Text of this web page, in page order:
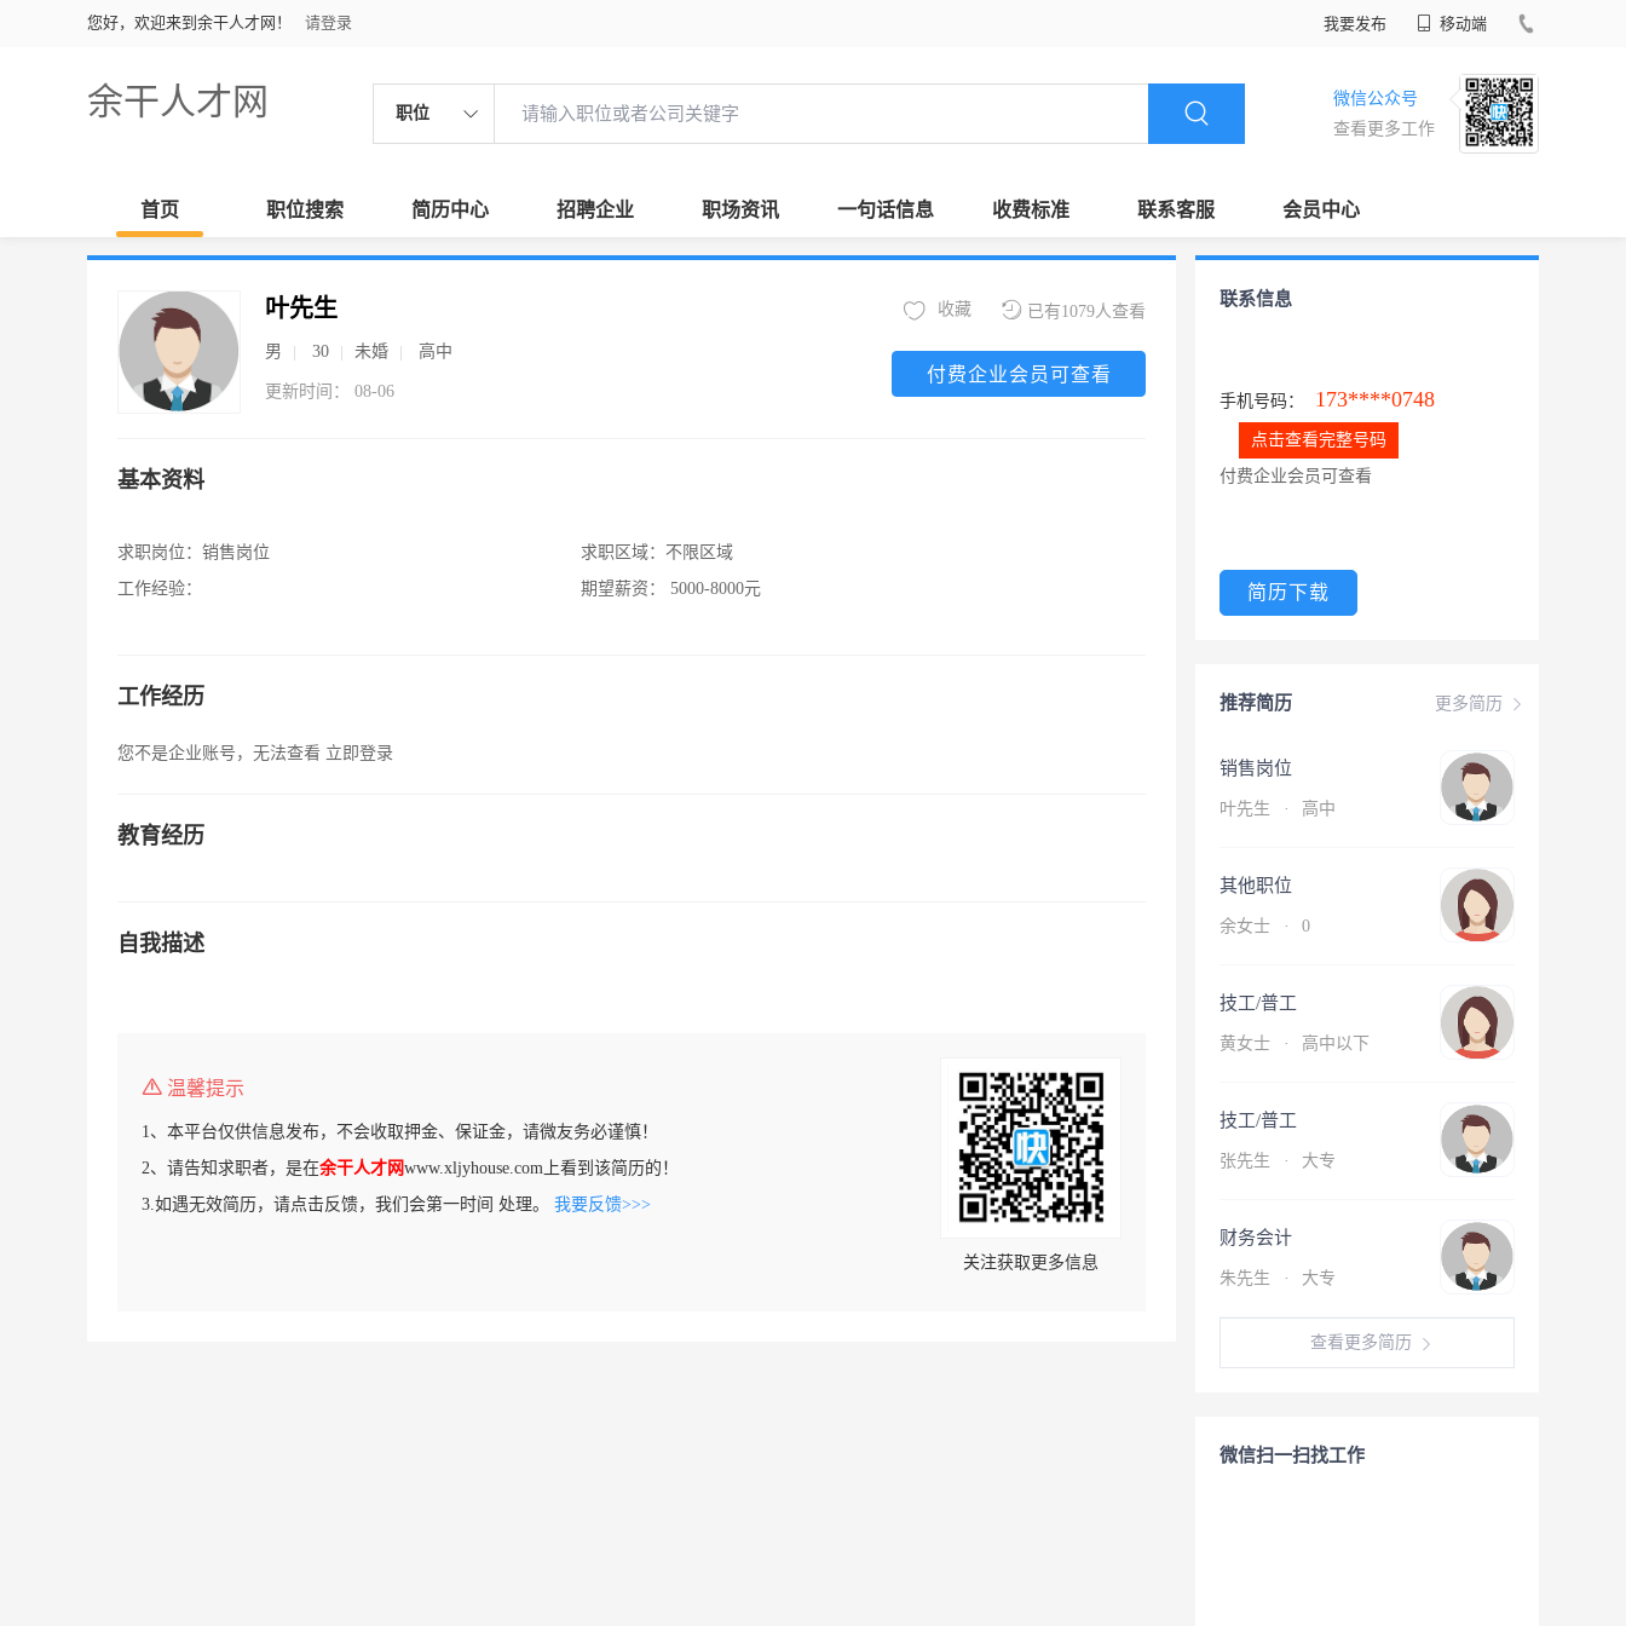
您好，欢迎来到余干人才网！ 请登录 我要发布 移动端
余干人才网 职位
微信公众号
查看更多工作
首页 职位搜索 简历中心 招聘企业 职场资讯 一句话信息 收费标准 联系客服 会员中心
叶先生
男 30 未婚 高中
更新时间： 08-06
已有1079人查看
收藏
付费企业会员可查看
基本资料
求职岗位： 销售岗位
工作经验：
求职区域： 不限区域
期望薪资：
5000-8000元
工作经历
您不是企业账号，无法查看 立即登录
教育经历
自我描述
温馨提示
1、本平台仅供信息发布，不会收取押金、保证金，请微友务必谨慎！
2、请告知求职者，是在余干人才网www.xljyhouse.com上看到该简历的！
3.如遇无效简历，请点击反馈，我们会第一时间 处理。 我要反馈>>>
关注获取更多信息
联系信息
手机号码： 173****0748
点击查看完整号码
付费企业会员可查看
简历下载
更多简历
推荐简历
销售岗位
叶先生 · 高中
其他职位
余女士 · 0
技工/普工
黄女士 · 高中以下
技工/普工
张先生 · 大专
财务会计
朱先生 · 大专
查看更多简历
微信扫一扫找工作